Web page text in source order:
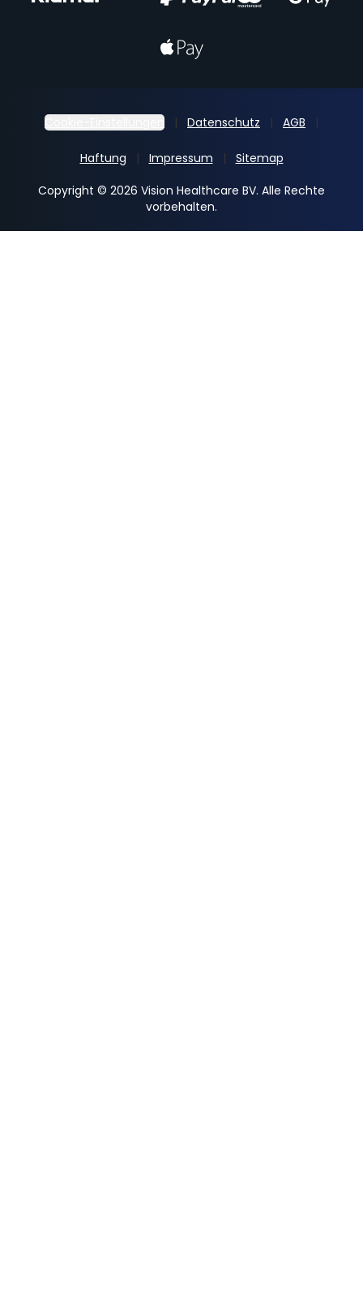
Cookie-Einstellungen Datenschutz AGB
Haftung Impressum
Sitemap
Copyright © 2026 Vision Healthcare BV. Alle Rechte
vorbehalten.